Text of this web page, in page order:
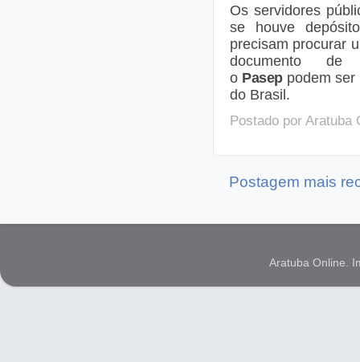
Os servidores
se houve
precisam procurar
documento de
o Paseppodem ser
do Brasil.
Postado por Aratuba
Postagem mais
Aratuba Online.